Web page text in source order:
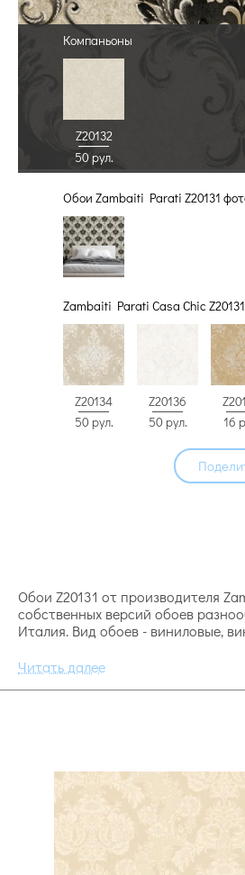
Компаньоны
Z20132
50 рул.
Обои Zambaiti Parati Z20131
Zambaiti Parati Casa Chic
Z20134
50 рул.
Z20136
50 рул.
16
Обои Z20131 от производителя
собственных версий обоев
Италия. Вид обоев - виниловые,